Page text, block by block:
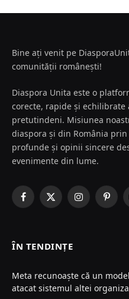
Bine ați venit pe
comunității românești!
Diaspora Unita este o
corecte, rapide și
pretutindeni. Misiunea
diaspora și din România
profunde și opinii sincere
evenimente din lume.
Facebook
X
Instagram
ÎN TENDINȚE
Meta recunoaște că un
atacat sistemul altei